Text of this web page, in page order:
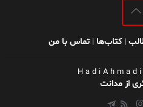
|کتاب‌ها |تماس با من
H a d i A h m a d i
از مدانت